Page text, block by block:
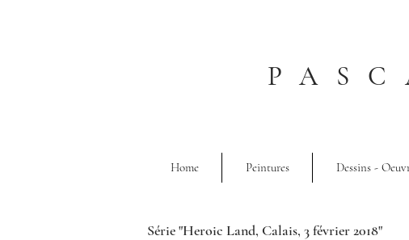
Home Peintures Dessins -
Série "Heroic Land, Calais, 3 février 2018"